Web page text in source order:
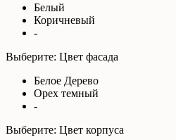
Белый
Коричневый
-
Выберите: Цвет фасада
Белое Дерево
Орех темный
-
Выберите: Цвет корпуса